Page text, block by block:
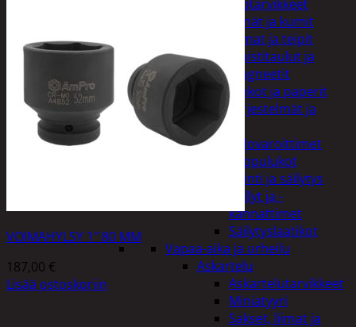
Toimistotarvikkeet
Kynät ja kumit
Liimat ja teipit
Muistitaulut ja
magneetit
Vihkot ja paperit
Turvajärjestelmät ja
lukitus
Palovaroittimet
Riippulukot
Varastointi ja säilytys
Hyllyt ja -
kannattimet
Säilytyslaatikot
Vapaa-aika ja urheilu
Askartelu
Askartelutarvikkeet
Miniatyyri
Sakset, liimat ja
VOIMAHYLSY 1″ 80 MM
187,00 €
Lisää ostoskoriin